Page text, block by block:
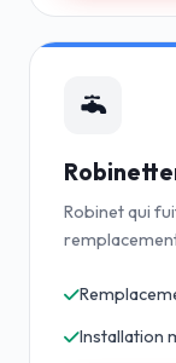
Robinet qui
Installation